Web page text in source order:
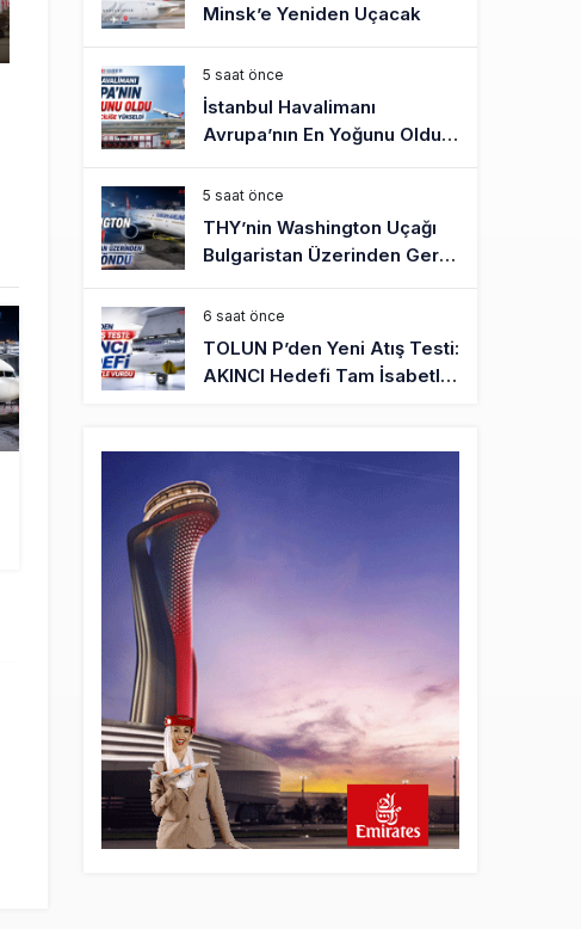
Minsk’e Yeniden Uçacak
5 saat önce
İstanbul Havalimanı
Avrupa’nın En Yoğunu Oldu,
Dünyada 7’nciliğe Yükseldi
5 saat önce
THY’nin Washington Uçağı
Bulgaristan Üzerinden Geri
Döndü
6 saat önce
TOLUN P’den Yeni Atış Testi:
AKINCI Hedefi Tam İsabetle
Türkiye’nin Milli Motor
Projelerinde Yeni Dönem:
TEI TEKNOLOJİ Kuruldu
22 saat önce
SunExpress Günlük Yolcu
Rekorunu 72 Bin 340’a
Çıkardı
İstanbul Havalimanı’nın 4.
Pistinde İlk Test Uçuşu
Yapıldı
23 saat önce
Aslıhan Güven, Airport